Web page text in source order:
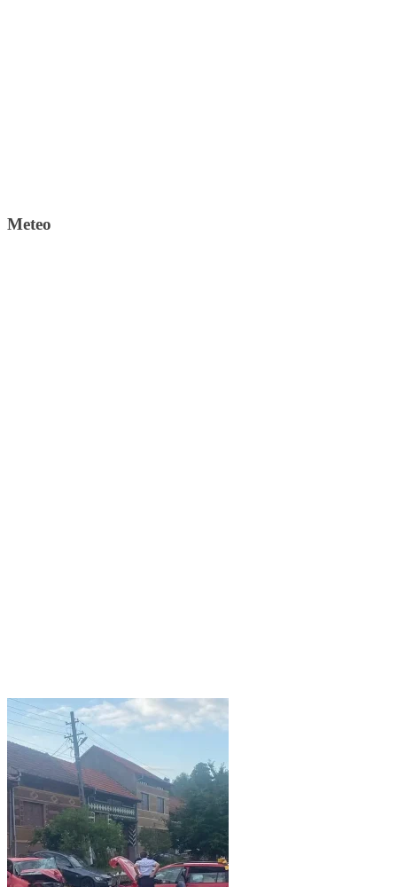
Meteo